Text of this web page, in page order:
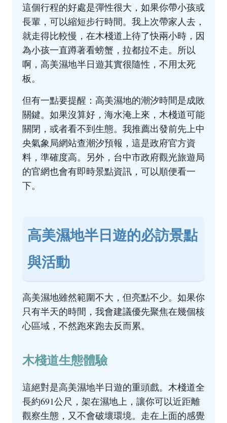
這個行程的好處是彈性很大，如果你帶小孩或
長輩，可以縮短步行時間。我上次帶家人去，
就走得比較慢，在木棧道上待了快兩小時，因
為小孩一直蹲著看螃蟹，拉都拉不走。所以
啊，高美濕地半日遊其實很隨性，不用太死
板。
但有一點要提醒：高美濕地的潮汐時間是成敗
關鍵。如果沒算好，海水淹上來，木棧道可能
關閉，或者看不到生態。我推薦出發前先上中
央氣象局網站查潮汐預報，這是政府官方資
料，準確度高。另外，台中市政府觀光旅遊局
的官網也會有即時景點資訊，可以順便看一
下。
高美濕地半日遊的必訪景點
與活動
高美濕地雖然範圍不大，但亮點不少。如果你
只有半天的時間，我會建議優先聚焦在幾個核
心區域，不然跑來跑去反而累。
木棧道生態體驗
這絕對是高美濕地半日遊的重頭戲。木棧道全
長約691公尺，架在濕地上，讓你可以近距離
觀察生態，又不會破壞環境。走在上面的感覺